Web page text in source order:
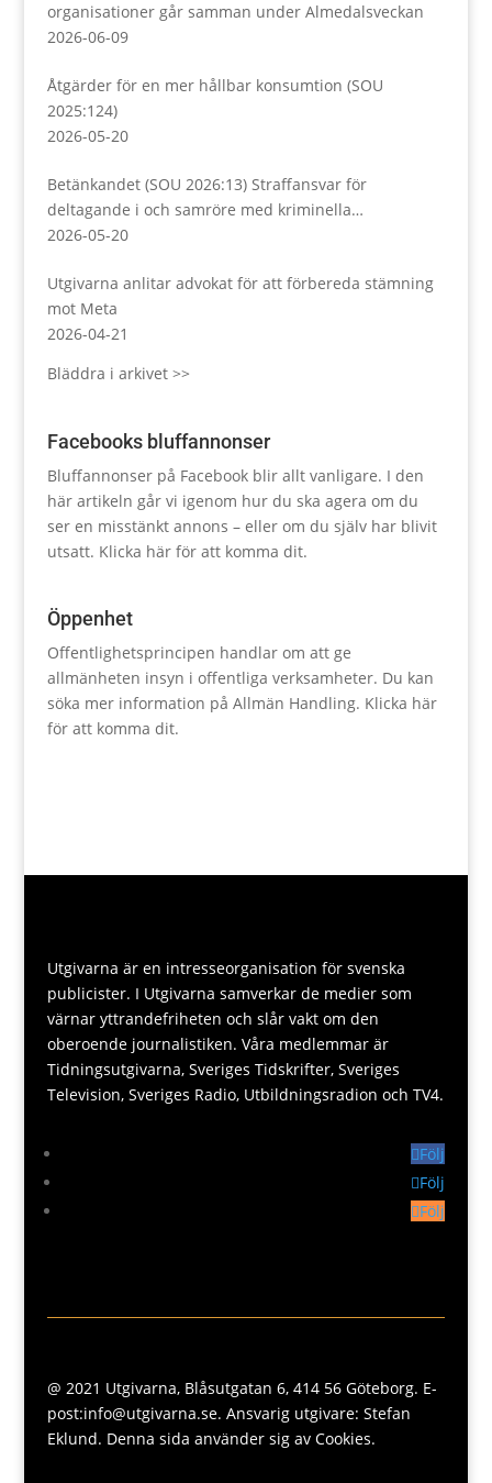
organisationer går samman under Almedalsveckan
2026-06-09
Åtgärder för en mer hållbar konsumtion (SOU
2025:124)
2026-05-20
Betänkandet (SOU 2026:13) Straffansvar för
deltagande i och samröre med kriminella
sammanslutningar
2026-05-20
Utgivarna anlitar advokat för att förbereda stämning
mot Meta
2026-04-21
Bläddra i arkivet >>
Facebooks bluffannonser
Bluffannonser på Facebook blir allt vanligare. I den
här artikeln går vi igenom hur du ska agera om du
ser en misstänkt annons – eller om du själv har blivit
utsatt. Klicka här för att komma dit.
Öppenhet
Offentlighetsprincipen handlar om att ge
allmänheten insyn i offentliga verksamheter. Du kan
söka mer information på Allmän Handling. Klicka här
för att komma dit.
Utgivarna är en intresseorganisation för svenska
publicister. I Utgivarna samverkar de medier som
värnar yttrandefriheten och slår vakt om den
oberoende journalistiken. Våra medlemmar är
Tidningsutgivarna, Sveriges Tidskrifter, Sveriges
Television, Sveriges Radio, Utbildningsradion och TV4.
Följ
Följ
Följ
@ 2021 Utgivarna, Blåsutgatan 6, 414 56 Göteborg. E-
post:info@utgivarna.se. Ansvarig utgivare: Stefan
Eklund. Denna sida använder sig av Cookies.